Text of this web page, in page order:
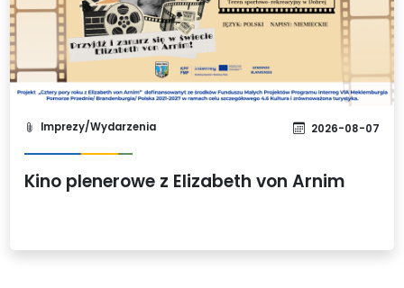
Imprezy/Wydarzenia 2026-08-07
Kino plenerowe z Elizabeth von Arnim